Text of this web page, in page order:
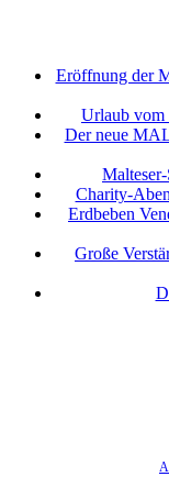
Eröffnung der
Urlaub vom
Der neue
Charity-
Erdbeben
Große